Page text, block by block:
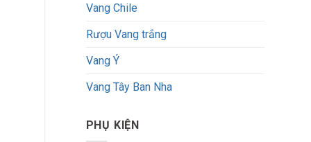
Vang Chile
Rượu Vang trắng
Vang Ý
Vang Tây Ban Nha
PHỤ KIỆN